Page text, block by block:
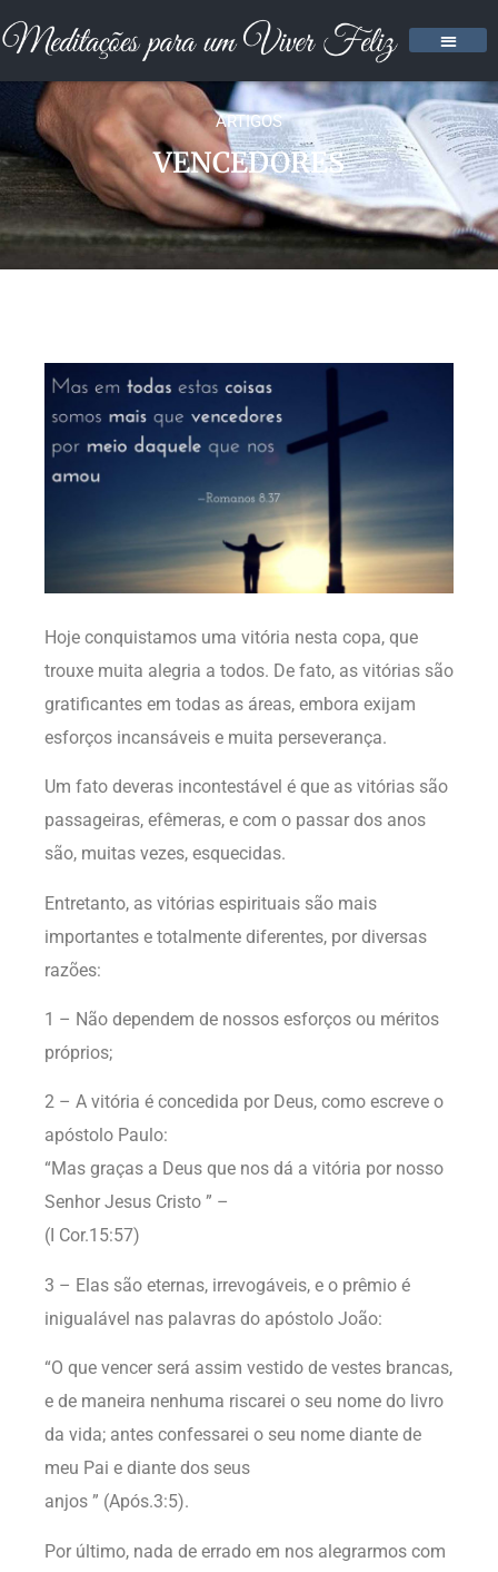
ARTIGOS
VENCEDORES
Hoje conquistamos uma vitória nesta copa, que
trouxe muita alegria a todos. De fato, as vitórias são
gratificantes em todas as áreas, embora exijam
esforços incansáveis e muita perseverança.
Um fato deveras incontestável é que as vitórias são
passageiras, efêmeras, e com o passar dos anos
são, muitas vezes, esquecidas.
Entretanto, as vitórias espirituais são mais
importantes e totalmente diferentes, por diversas
razões:
1 – Não dependem de nossos esforços ou méritos
próprios;
2 – A vitória é concedida por Deus, como escreve o
apóstolo Paulo:
“Mas graças a Deus que nos dá a vitória por nosso
Senhor Jesus Cristo ” –
(I Cor.15:57)
3 – Elas são eternas, irrevogáveis, e o prêmio é
inigualável nas palavras do apóstolo João:
“O que vencer será assim vestido de vestes brancas,
e de maneira nenhuma riscarei o seu nome do livro
da vida; antes confessarei o seu nome diante de
meu Pai e diante dos seus
anjos ” (Após.3:5).
Por último, nada de errado em nos alegrarmos com